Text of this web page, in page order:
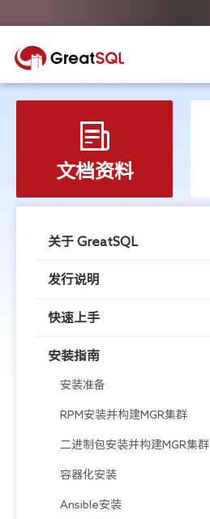
文档资料
关于 GreatSQL
发行说明
快速上手
安装指南
安装准备
RPM安装并构建MGR集群
二进制包安装并构建MGR集群
容器化安装
Ansible安装